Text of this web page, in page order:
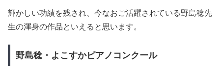
輝かしい功績を残され、今なおご活躍されている野島稔先
生の渾身の作品といえると思います。
野島稔・よこすかピアノコンクール